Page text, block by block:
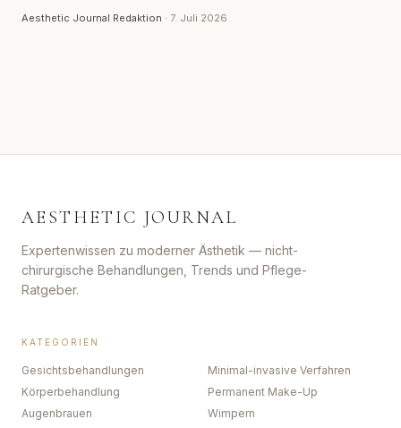
Aesthetic Journal Redaktion · 7. Juli 2026
AESTHETIC JOURNAL
Expertenwissen zu moderner Ästhetik — nicht-
chirurgische Behandlungen, Trends und Pflege-
Ratgeber.
KATEGORIEN
Gesichtsbehandlungen
Minimal-invasive Verfahren
Körperbehandlung
Permanent Make-Up
Augenbrauen
Wimpern